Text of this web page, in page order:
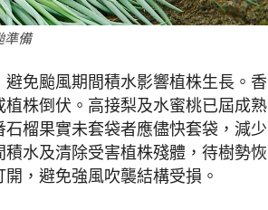
準備
免颱風期間積水影響植株生長。香
株倒伏。高接梨及水蜜桃已屆成熟
榴果實未套袋者應儘快套袋，減少
水及清除受害植株殘體，待樹勢恢
，避免強風吹襲結構受損。